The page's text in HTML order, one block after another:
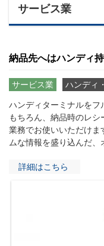
サービス業
納品先へはハンディ
サービス業 ハンディ
ハンディターミナルをフ
もちろん、納品時のレ
業務でお使いいただけま
ムな情報を盛り込んだ
詳細はこちら
導入までの流れ
取扱製品
PRODUCT
サポート
SUPPORT
会社案内